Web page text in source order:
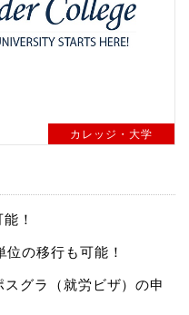
カレッジ・大学
！
の移行も可能！
グラ（就労ビザ）の申